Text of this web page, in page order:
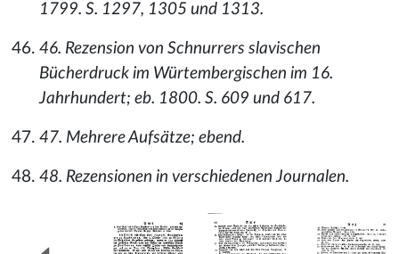
1799. S. 1297, 1305 und 1313.
46. Rezension von Schnurrers slavischen
Bücherdruck im Würtembergischen im 16.
Jahrhundert; eb. 1800. S. 609 und 617.
47. Mehrere Aufsätze; ebend.
48. Rezensionen in verschiedenen Journalen.